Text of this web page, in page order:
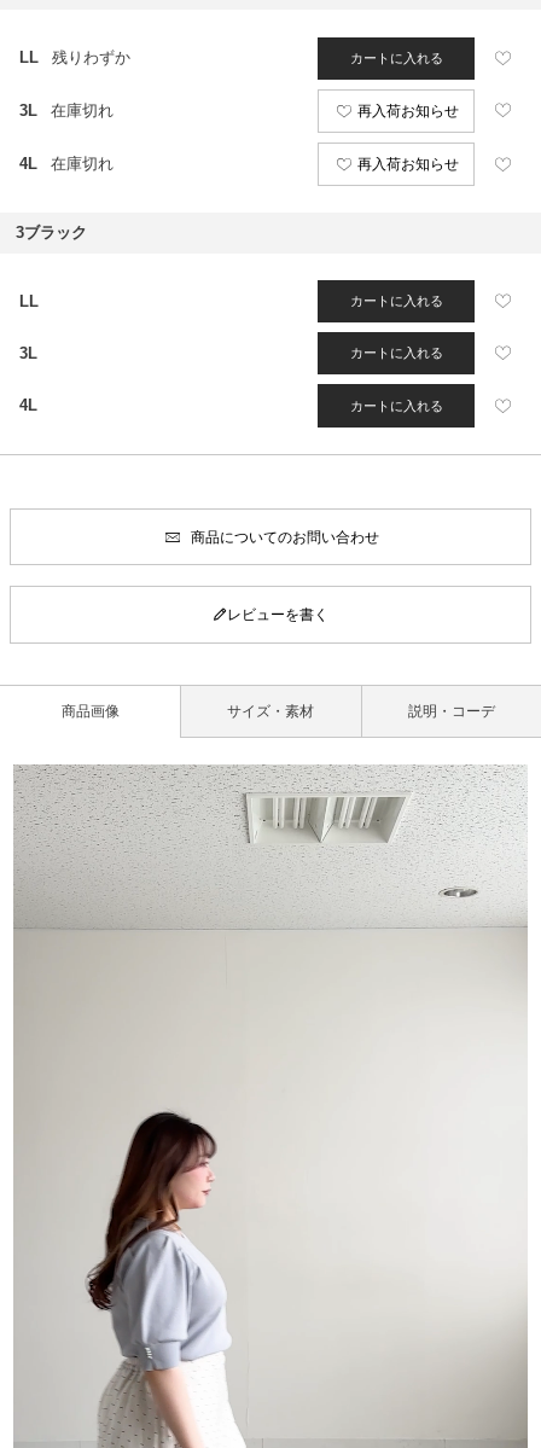
LL 残りわずか カートに入れる
3L 在庫切れ 再入荷お知らせ
4L 在庫切れ 再入荷お知らせ
3ブラック
LL カートに入れる
3L カートに入れる
4L カートに入れる
商品についてのお問い合わせ
レビューを書く
商品画像 サイズ・素材 説明・コーデ